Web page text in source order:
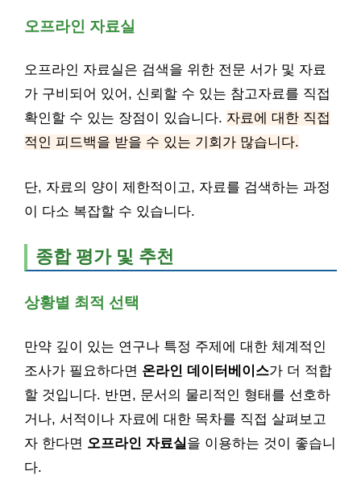
오프라인 자료실
오프라인 자료실은 검색을 위한 전문 서가 및 자료
가 구비되어 있어, 신뢰할 수 있는 참고자료를 직접
확인할 수 있는 장점이 있습니다. 자료에 대한 직접
적인 피드백을 받을 수 있는 기회가 많습니다.
단, 자료의 양이 제한적이고, 자료를 검색하는 과정
이 다소 복잡할 수 있습니다.
종합 평가 및 추천
상황별 최적 선택
만약 깊이 있는 연구나 특정 주제에 대한 체계적인
조사가 필요하다면 온라인 데이터베이스가 더 적합
할 것입니다. 반면, 문서의 물리적인 형태를 선호하
거나, 서적이나 자료에 대한 목차를 직접 살펴보고
자 한다면 오프라인 자료실 을 이용하는 것이 좋습니
다.